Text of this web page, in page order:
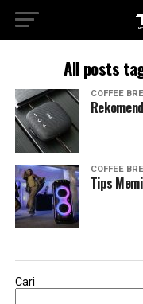
All posts
COFFEE
COFFEE
Tips
Cari